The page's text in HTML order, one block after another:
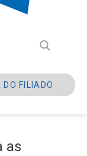
DO FILIADO
as